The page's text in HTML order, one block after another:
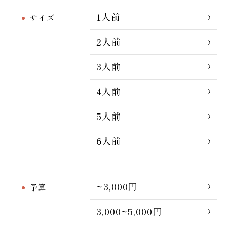
サイズ
1人前
2人前
3人前
4人前
5人前
6人前
予算
~3,000円
3,000~5,000円